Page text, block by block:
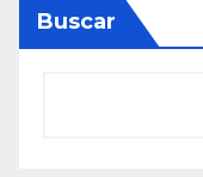
Buscar